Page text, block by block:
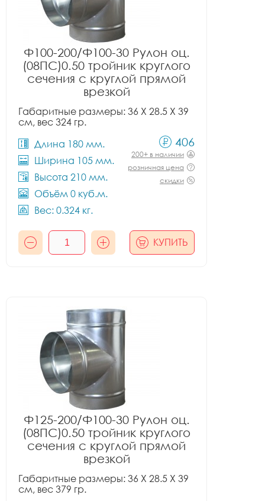
Ф100-200/Ф100-30 Рулон оц.
(08ПС)0.50 тройник круглого
сечения с круглой прямой
врезкой
Габаритные размеры: 36 X 28.5 X 39
см, вес 324 гр.
Длина 180 мм.
Ширина 105 мм.
Высота 210 мм.
Объём 0 куб.м.
Вес: 0.324 кг.
406
200+ в наличии
розничная цена
скидки
КУПИТЬ
Ф125-200/Ф100-30 Рулон оц.
(08ПС)0.50 тройник круглого
сечения с круглой прямой
врезкой
Габаритные размеры: 36 X 28.5 X 39
см, вес 379 гр.